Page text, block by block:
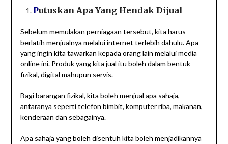
Putuskan Apa Yang Hendak Dijual
Sebelum memulakan perniagaan tersebut, kita harus
berlatih menjualnya melalui internet terlebih dahulu. Apa
yang ingin kita tawarkan kepada orang lain melalui media
online ini. Produk yang kita jual itu boleh dalam bentuk
fizikal, digital mahupun servis.
Bagi barangan fizikal, kita boleh menjual apa sahaja,
antaranya seperti telefon bimbit, komputer riba, makanan,
kenderaan dan sebagainya.
Apa sahaja yang boleh disentuh kita boleh menjadikannya